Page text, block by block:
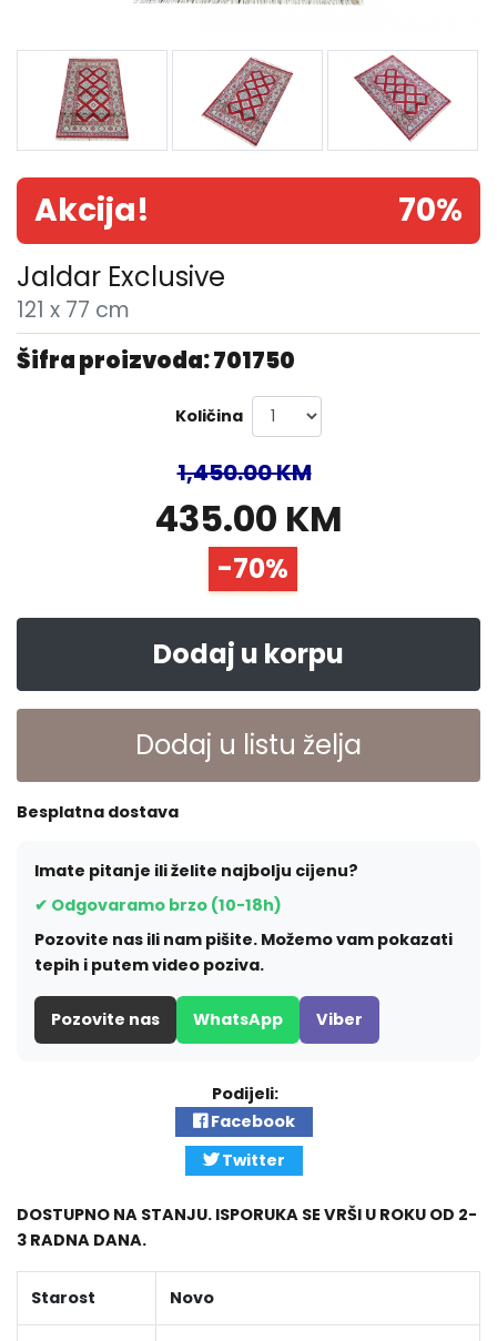
Akcija! 70%
Jaldar Exclusive
121 x 77 cm
Šifra proizvoda: 701750
Količina
1,450.00 KM
435.00 KM
-70%
Dodaj u korpu
Dodaj u listu želja
Besplatna dostava
Imate pitanje ili želite najbolju cijenu?
✔ Odgovaramo brzo (10-18h)
Pozovite nas ili nam pišite. Možemo vam pokazati
tepih i putem video poziva.
Pozovite nas WhatsApp Viber
Podijeli:
Facebook
Twitter
DOSTUPNO NA STANJU. ISPORUKA SE VRŠI U ROKU OD 2-
3 RADNA DANA.
Starost Novo